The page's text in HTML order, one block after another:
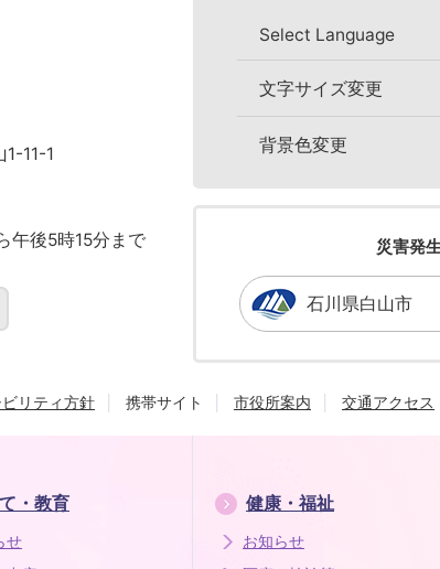
11-1
午後5時15分まで
Select Language
文字サイズ変更
背景色変更
災害発
石川県白山市
リティ方針 携帯サイト 市役所案内 交通アクセス
・教育
せ
健康・福祉
お知らせ